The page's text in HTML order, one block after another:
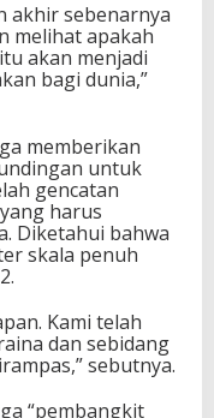
akhir sebenarnya
melihat apakah
akan menjadi
bagi dunia,”
memberikan
untuk
gencatan
harus
Diketahui bahwa
skala penuh
Kami telah
dan sebidang
sebutnya.
“pembangkit